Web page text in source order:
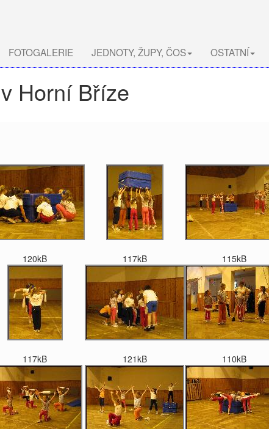
FOTOGALERIE JEDNOTY, ŽUPY, ČOS OSTATNÍ
Horní Bříze
120kB 117kB 115kB
117kB 121kB 110kB